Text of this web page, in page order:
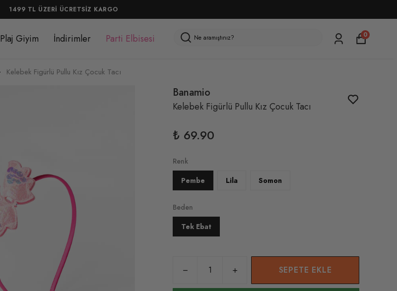
Plaj Giyim İndirimler Parti Elbisesi 0
Kelebek Figürlü Pullu Kız Çocuk Tacı
Banamio
Kelebek Figürlü Pullu Kız Çocuk Tacı
₺ 69.90
Renk
Pembe
Lila Somon
Beden
Tek Ebat
SEPETE EKLE